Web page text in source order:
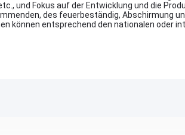
und Fokus auf der Entwicklung und die
des feuerbeständig, Abschirmung
können entsprechend den nationalen oder